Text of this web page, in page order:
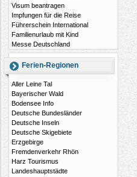
Visum beantragen
Impfungen für die Reise
Führerschein International
Familienurlaub mit Kind
Messe Deutschland
Ferien-Regionen
Aller Leine Tal
Bayerischer Wald
Bodensee Info
Deutsche Bundesländer
Deutsche Inseln
Deutsche Skigebiete
Erzgebirge
Fremdenverkehr Rhön
Harz Tourismus
Landeshauptstädte